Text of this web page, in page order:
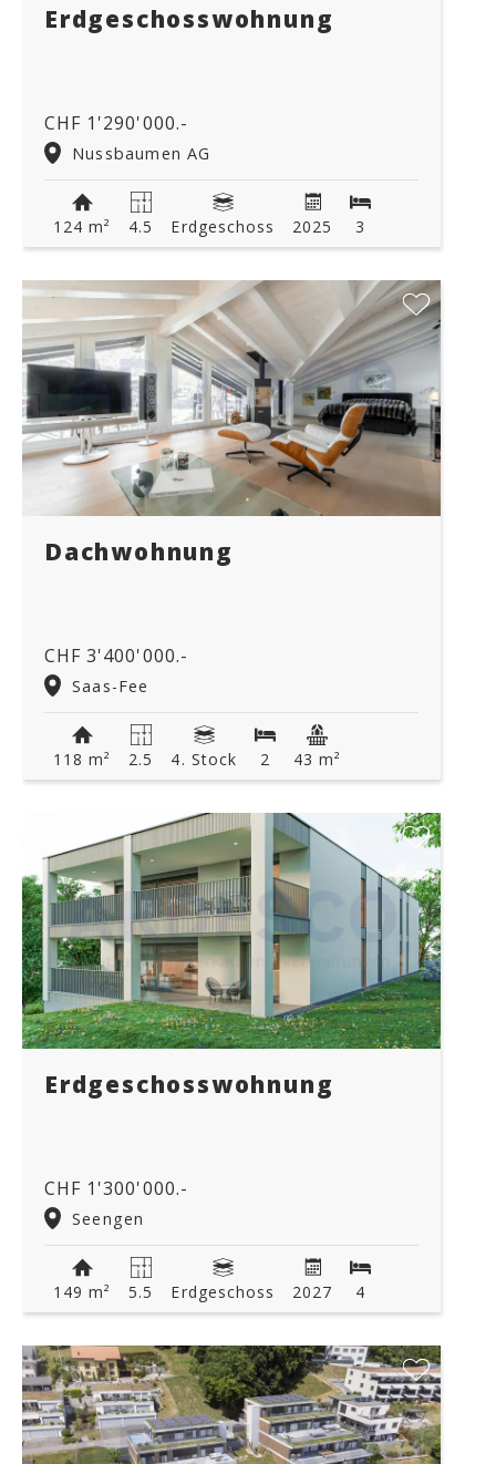
Erdgeschosswohnung
CHF 1'290'000.-
Nussbaumen AG
124 m² 4.5 Erdgeschoss 2025 3
Dachwohnung
CHF 3'400'000.-
Saas-Fee
118 m² 2.5 4. Stock 2 43 m²
Erdgeschosswohnung
CHF 1'300'000.-
Seengen
149 m² 5.5 Erdgeschoss 2027 4